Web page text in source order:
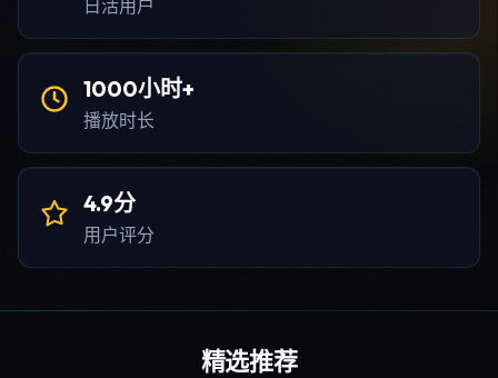
日活用户
1000小时+
播放时长
4.9分
用户评分
精选推荐